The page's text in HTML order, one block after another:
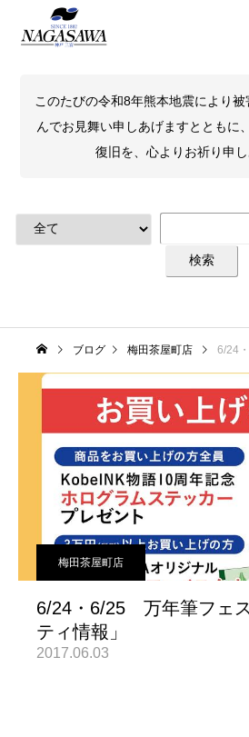
このたびの令和8年熊本地震により
んでお見舞い申しあげますとともに
復旧を、心よりお祈り申し
ブログ 梅田茶屋町店 6/24・6/25
梅田茶屋町店
6/24・6/25 万年筆フェ
ティ情報」
2017.06.03